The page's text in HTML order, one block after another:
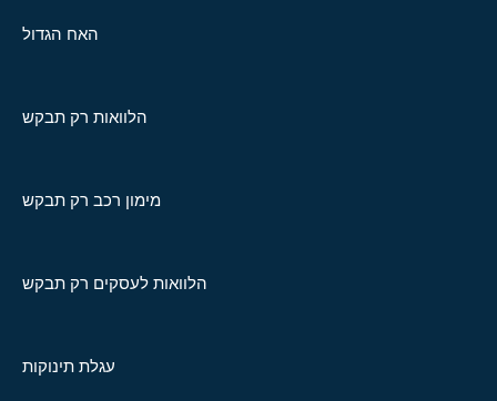
האח הגדול
הלוואות רק תבקש
מימון רכב רק תבקש
הלוואות לעסקים רק תבקש
עגלת תינוקות